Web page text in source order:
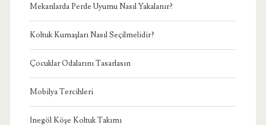
Mekanlarda Perde Uyumu Nasıl Yakalanır?
Koltuk Kumaşları Nasıl Seçilmelidir?
Çocuklar Odalarını Tasarlasın
Mobilya Tercihleri
İnegöl Köşe Koltuk Takımı